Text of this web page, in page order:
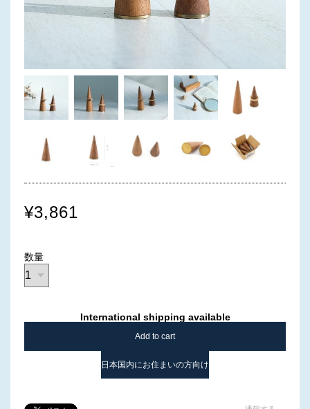
¥3,861
数量
International shipping available
Add to cart
日本国内にお住まいの方向け